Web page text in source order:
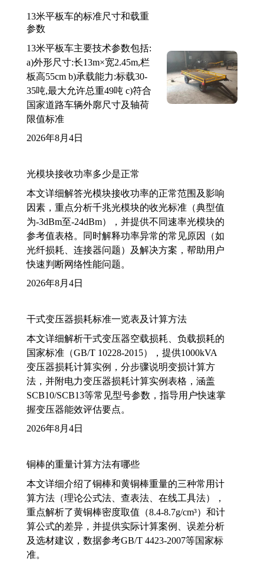
13米平板车的标准尺寸和载重
参数
13米平板车主要技术参数包括:
a)外形尺寸:长13m×宽2.45m,栏
板高55cm b)承载能力:标载30-
35吨,最大允许总重49吨 c)符合
国家道路车辆外廓尺寸及轴荷
限值标准
2026年8月4日
光模块接收功率多少是正常
本文详细解答光模块接收功率的正常范围及影响
因素，重点分析千兆光模块的收光标准（典型值
为-3dBm至-24dBm），并提供不同速率光模块的
参考值表格。同时解释功率异常的常见原因（如
光纤损耗、连接器问题）及解决方案，帮助用户
快速判断网络性能问题。
2026年8月4日
干式变压器损耗标准一览表及计算方法
本文详细解析干式变压器空载损耗、负载损耗的
国家标准（GB/T 10228-2015），提供1000kVA
变压器损耗计算实例，分步骤说明变损计算方
法，并附电力变压器损耗计算实例表格，涵盖
SCB10/SCB13等常见型号参数，指导用户快速掌
握变压器能效评估要点。
2026年8月4日
铜棒的重量计算方法有哪些
本文详细介绍了铜棒和黄铜棒重量的三种常用计
算方法（理论公式法、查表法、在线工具法），
重点解析了黄铜棒密度取值（8.4-8.7g/cm³）和计
算公式的差异，并提供实际计算案例、误差分析
及选材建议，数据参考GB/T 4423-2007等国家标
准。